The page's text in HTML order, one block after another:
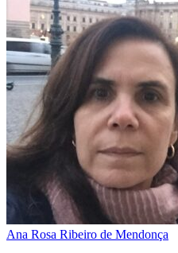
Ana Rosa Ribeiro de Mendonça